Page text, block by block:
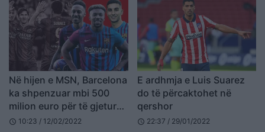
Në hijen e MSN, Barcelona
ka shpenzuar mbi 500
milion euro për të gjetur
sulmin perfekt
schedule 10:23 / 12/02/2022
E ardhmja e Luis Suarez
do të përcaktohet në
qershor
schedule 22:37 / 29/01/2022